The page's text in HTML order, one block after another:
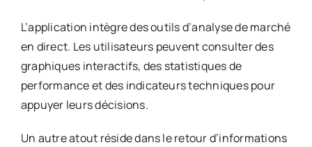
L’application intègre des outils d’analyse de marché
en direct. Les utilisateurs peuvent consulter des
graphiques interactifs, des statistiques de
performance et des indicateurs techniques pour
appuyer leurs décisions.
Un autre atout réside dans le retour d’informations